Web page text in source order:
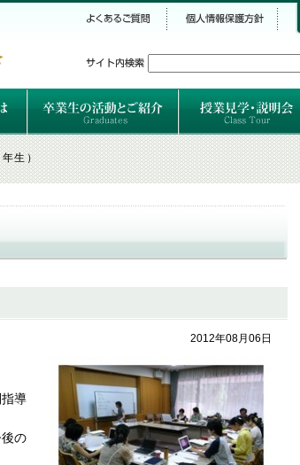
シーとは
メオパス卒業生のご紹介
卒業生の活動
生）
2012年08月06日
導
の